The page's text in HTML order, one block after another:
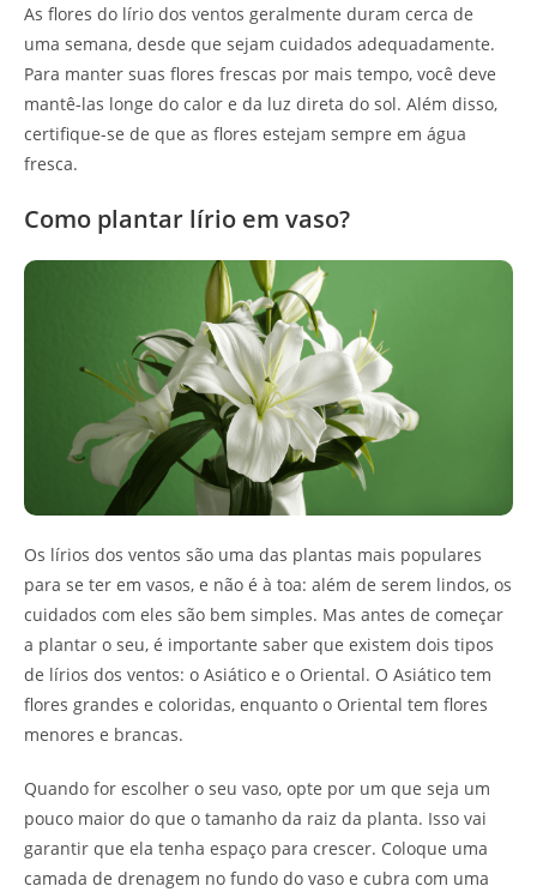
As flores do lírio dos ventos geralmente duram cerca de
uma semana, desde que sejam cuidados adequadamente.
Para manter suas flores frescas por mais tempo, você deve
mantê-las longe do calor e da luz direta do sol. Além disso,
certifique-se de que as flores estejam sempre em água
fresca.
Como plantar lírio em vaso?
Os lírios dos ventos são uma das plantas mais populares
para se ter em vasos, e não é à toa: além de serem lindos, os
cuidados com eles são bem simples. Mas antes de começar
a plantar o seu, é importante saber que existem dois tipos
de lírios dos ventos: o Asiático e o Oriental. O Asiático tem
flores grandes e coloridas, enquanto o Oriental tem flores
menores e brancas.
Quando for escolher o seu vaso, opte por um que seja um
pouco maior do que o tamanho da raiz da planta. Isso vai
garantir que ela tenha espaço para crescer. Coloque uma
camada de drenagem no fundo do vaso e cubra com uma